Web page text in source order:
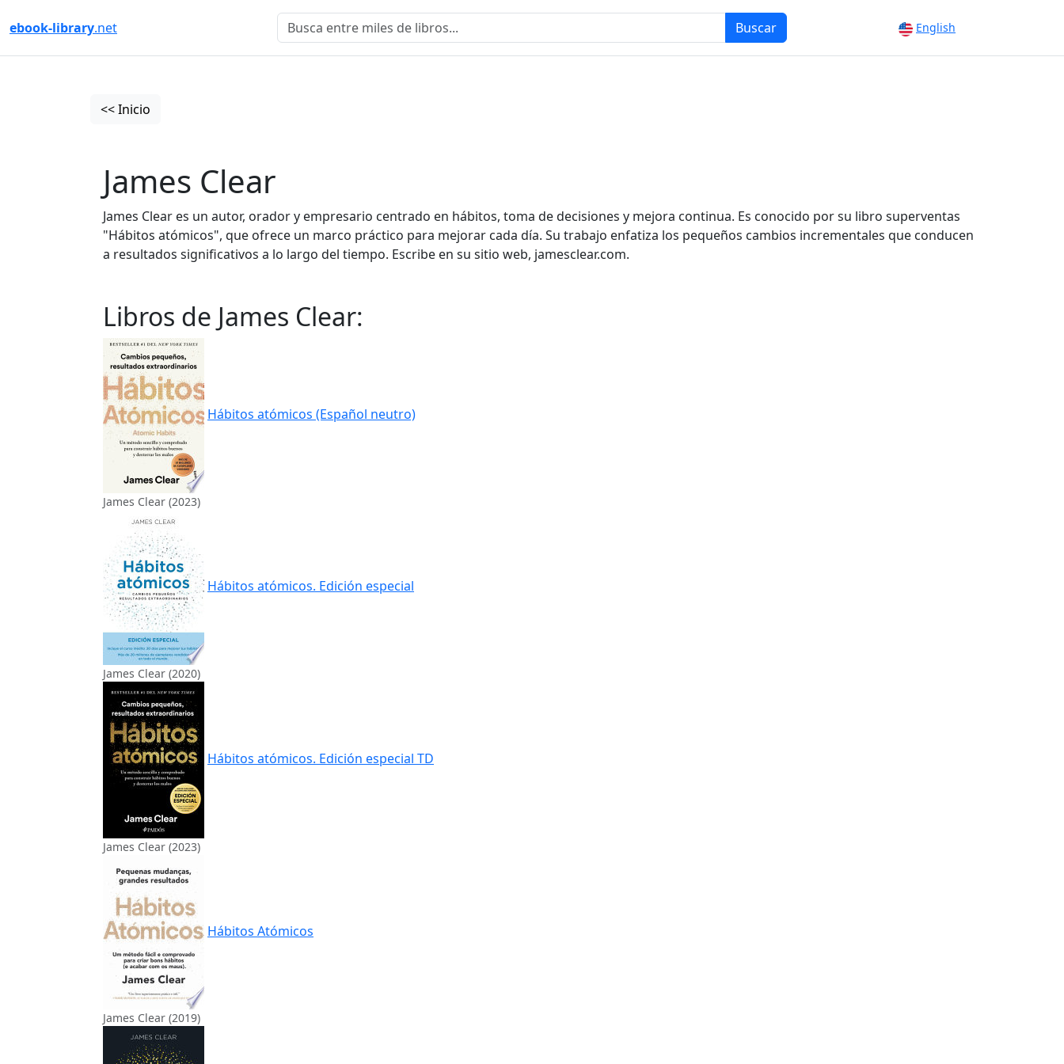
ebook-library.net Buscar English
<< Inicio
James Clear
James Clear es un autor, orador y empresario centrado en hábitos, toma de decisiones y mejora continua. Es conocido por su libro superventas
"Hábitos atómicos", que ofrece un marco práctico para mejorar cada día. Su trabajo enfatiza los pequeños cambios incrementales que conducen
a resultados significativos a lo largo del tiempo. Escribe en su sitio web, jamesclear.com.
Libros de James Clear:
Hábitos atómicos (Español neutro)
James Clear (2023)
Hábitos atómicos. Edición especial
James Clear (2020)
Hábitos atómicos. Edición especial TD
James Clear (2023)
Hábitos Atómicos
James Clear (2019)